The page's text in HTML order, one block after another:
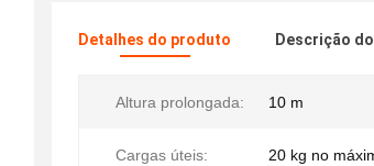
Detalhes do produto Descrição
Altura prolongada: 10 m
Cargas úteis: 20 kg no